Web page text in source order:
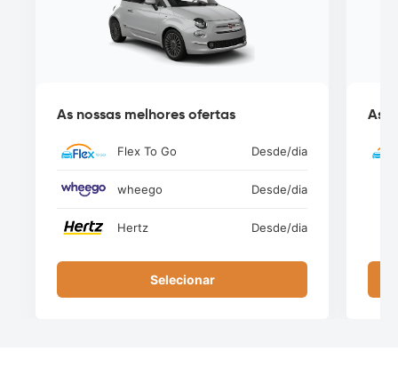
As nossas melhores ofertas
Flex To Go Desde/dia
wheego Desde/dia
Hertz Desde/dia
Selecionar
As